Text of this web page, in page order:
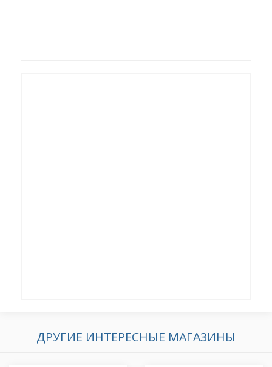
ДРУГИЕ ИНТЕРЕСНЫЕ МАГАЗИНЫ